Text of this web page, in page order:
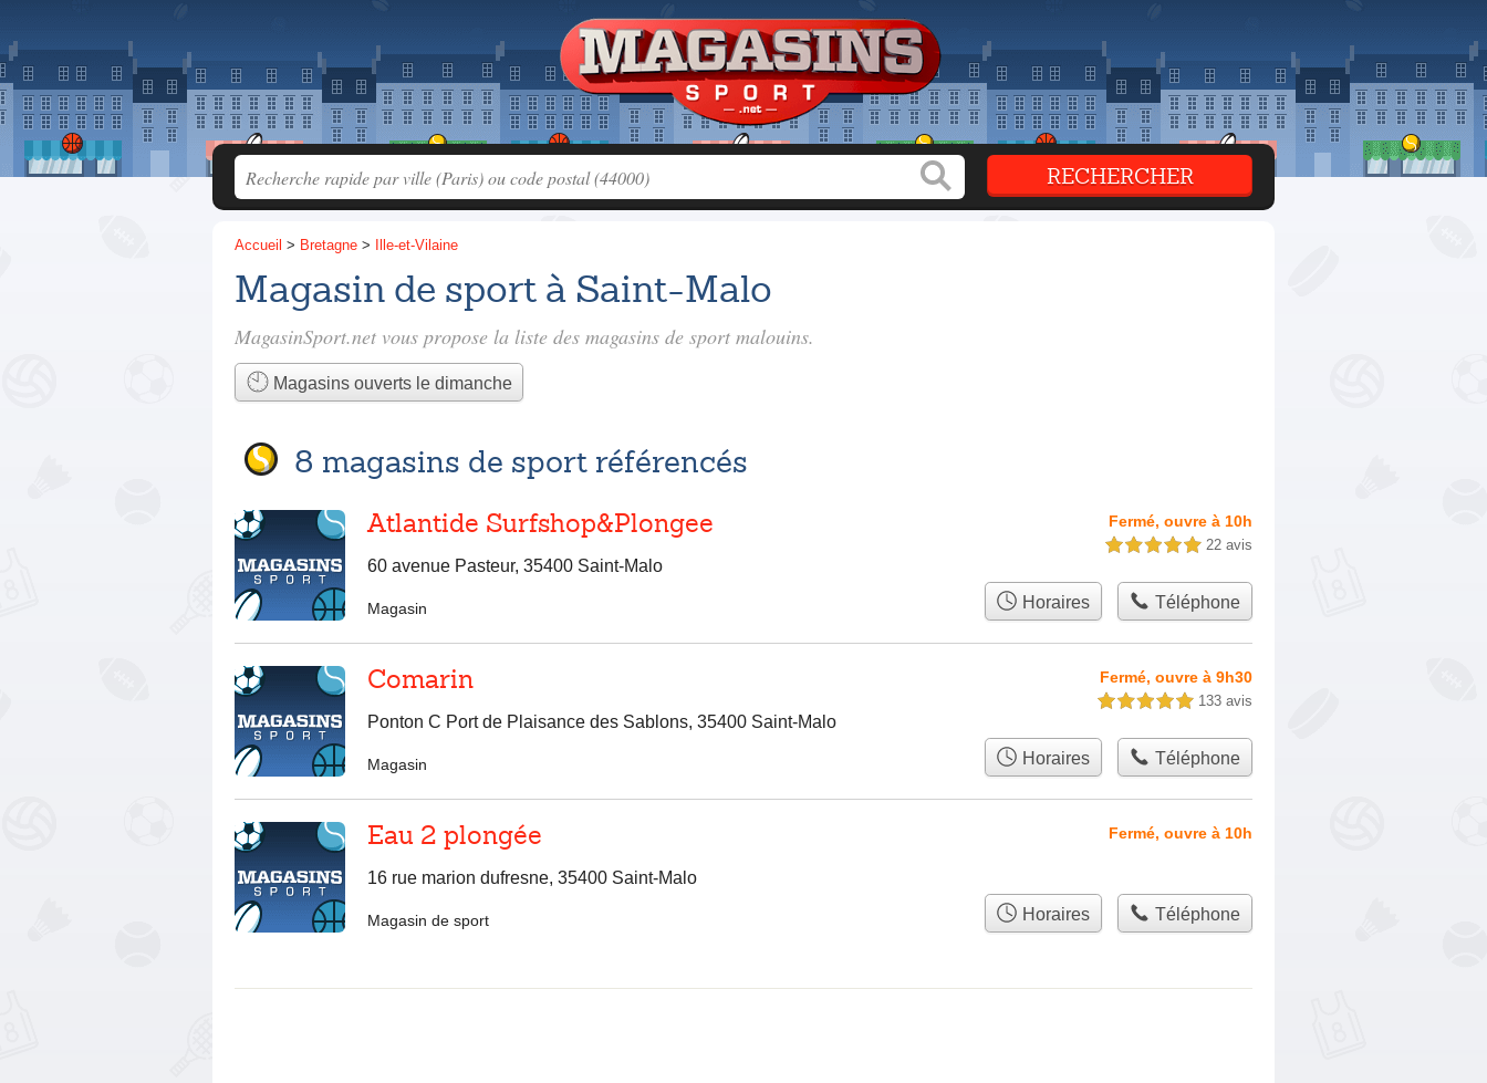
Accueil > Bretagne > Ille-et-Vilaine
Magasin de sport à Saint-Malo
MagasinSport.net vous propose la liste des magasins de sport malouins.
Magasins ouverts le dimanche
8 magasins de sport référencés
Atlantide Surfshop&Plongee
60 avenue Pasteur, 35400 Saint-Malo
Fermé, ouvre à 10h
5,0 étoiles sur 5 22 avis
Magasin Horaires Téléphone
Comarin
Ponton C Port de Plaisance des Sablons, 35400 Saint-Malo
Fermé, ouvre à 9h30
5,0 étoiles sur 5 133 avis
Magasin Horaires Téléphone
Eau 2 plongée
16 rue marion dufresne, 35400 Saint-Malo
Fermé, ouvre à 10h
Magasin de sport Horaires Téléphone